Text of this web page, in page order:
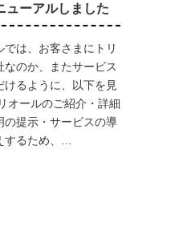
ューアルしました
は、お客さまにトリ
なのか、またサービス
けるように、以下を見
オールのご紹介・詳細
の提示・サービスの導
するため、…